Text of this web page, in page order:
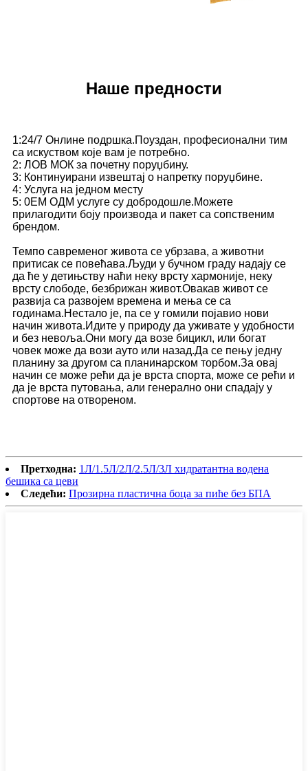
Наше предности
1:24/7 Онлине подршка.Поуздан, професионални тим
са искуством које вам је потребно.
2: ЛОВ МОК за почетну поруџбину.
3: Континуирани извештај о напретку поруџбине.
4: Услуга на једном месту
5: 0ЕМ ОДМ услуге су добродошле.Можете
прилагодити боју производа и пакет са сопственим
брендом.
Темпо савременог живота се убрзава, а животни
притисак се повећава.Људи у бучном граду надају се
да ће у детињству наћи неку врсту хармоније, неку
врсту слободе, безбрижан живот.Овакав живот се
развија са развојем времена и мења се са
годинама.Нестало је, па се у гомили појавио нови
начин живота.Идите у природу да уживате у удобности
и без невоља.Они могу да возе бицикл, или богат
човек може да вози ауто или назад.Да се ​​пењу једну
планину за другом са планинарском торбом.За овај
начин се може рећи да је врста спорта, може се рећи и
да је врста путовања, али генерално они спадају у
спортове на отвореном.
Претходна: 1Л/1.5Л/2Л/2.5Л/3Л хидратантна водена
бешика са цеви
Следећи: Прозирна пластична боца за пиће без БПА